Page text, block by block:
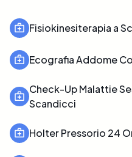
Fisiokinesiterapia a
Ecografia Addome
Check-Up Malattie
Scandicci
Holter Pressorio 24